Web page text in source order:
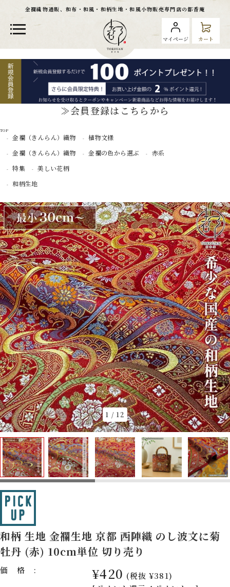
金襴織物通販、和布・和風・和柄生地・和風小物販売専門店の都香庵
マイページ カート
≫会員登録はこちらから
TOP
金襴（きんらん）織物
植物文様
金襴（きんらん）織物
金襴の色から選ぶ
赤系
特集
美しい花柄
和柄生地
1 / 12
和柄 生地 金襴生地 京都 西陣織 のし波文に菊
牡丹 (赤) 10cm単位 切り売り
価格: ¥420 (税抜 ¥381)